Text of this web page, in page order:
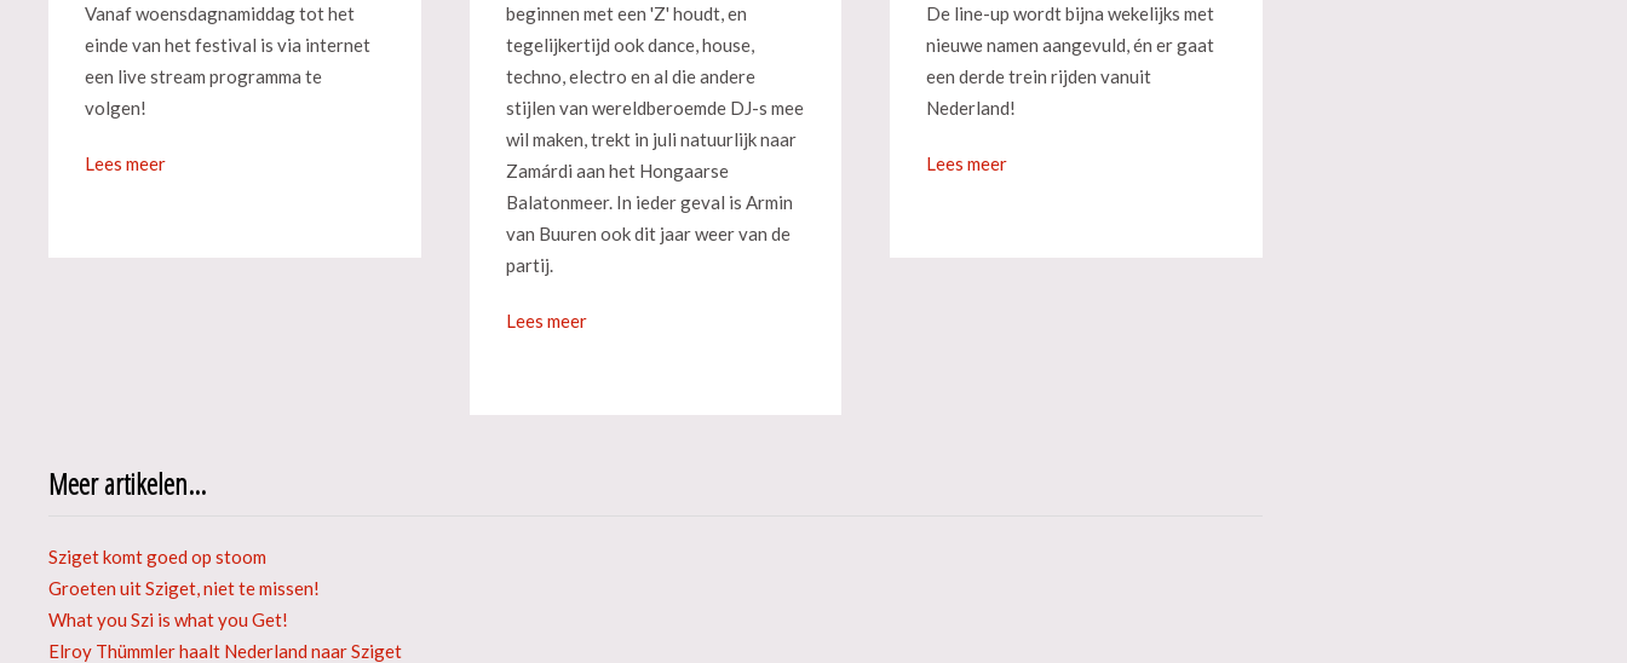
Vanaf woensdagnamiddag tot het
einde van het festival is via internet
een live stream programma te
volgen!
Lees meer
beginnen met een 'Z' houdt, en
tegelijkertijd ook dance, house,
techno, electro en al die andere
stijlen van wereldberoemde DJ-s mee
wil maken, trekt in juli natuurlijk naar
Zamárdi aan het Hongaarse
Balatonmeer. In ieder geval is Armin
van Buuren ook dit jaar weer van de
partij.
Lees meer
De line-up wordt bijna wekelijks met
nieuwe namen aangevuld, én er gaat
een derde trein rijden vanuit
Nederland!
Lees meer
Meer artikelen...
Sziget komt goed op stoom
Groeten uit Sziget, niet te missen!
What you Szi is what you Get!
Elroy Thümmler haalt Nederland naar Sziget